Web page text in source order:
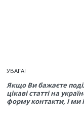
УВАГА!
Якщо Ви бажаєте
цікаві статті на
форму контакти, і ми